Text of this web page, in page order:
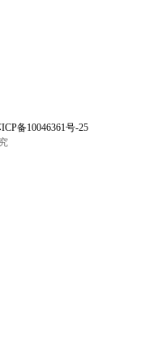
备10046361号-25